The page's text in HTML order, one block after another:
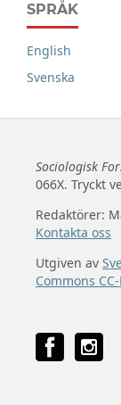
SPRÅK
English
Svenska
Sociologisk
066X. Tryckt
Redaktörer:
Kontakta oss
Utgiven av
Commons